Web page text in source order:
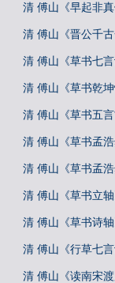
清 傅山《早起非真
清 傅山《晋公千古
清 傅山《草书七
清 傅山《草书乾
清 傅山《草书五言
清 傅山《草书孟浩
清 傅山《草书孟
清 傅山《草书立轴
清 傅山《草书诗轴
清 傅山《行草七言
清 傅山《读南宋